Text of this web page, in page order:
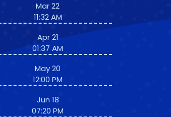
Mar 22
11:32 AM
Apr 21
01:37 AM
May 20
12:00 PM
Jun 18
07:20 PM